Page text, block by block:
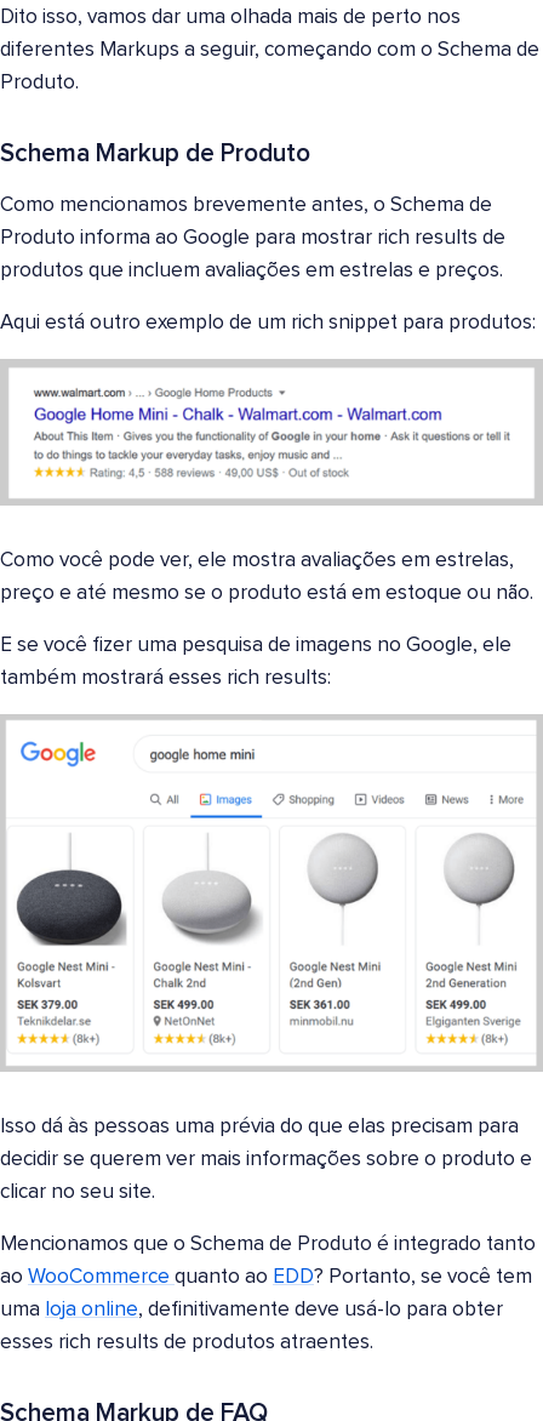
Dito isso, vamos dar uma olhada mais de perto nos
diferentes Markups a seguir, começando com o Schema de
Produto.
Schema Markup de Produto
Como mencionamos brevemente antes, o Schema de
Produto informa ao Google para mostrar rich results de
produtos que incluem avaliações em estrelas e preços.
Aqui está outro exemplo de um rich snippet para produtos:
Como você pode ver, ele mostra avaliações em estrelas,
preço e até mesmo se o produto está em estoque ou não.
E se você fizer uma pesquisa de imagens no Google, ele
também mostrará esses rich results:
Isso dá às pessoas uma prévia do que elas precisam para
decidir se querem ver mais informações sobre o produto e
clicar no seu site.
Mencionamos que o Schema de Produto é integrado tanto
ao WooCommerce quanto ao EDD? Portanto, se você tem
uma loja online, definitivamente deve usá-lo para obter
esses rich results de produtos atraentes.
Schema Markup de FAQ